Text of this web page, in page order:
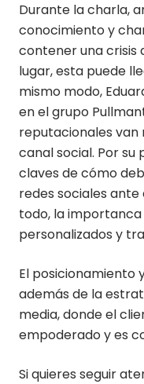
Durante la charla,
conocimiento y
contener una crisis
lugar, esta puede
mismo modo,
en el grupo
reputacionales van
canal social. Por su
claves de cómo
redes sociales
todo, la
personalizados y
El posicionamiento
además de la
media, donde el
empoderado y es
Si quieres seguir